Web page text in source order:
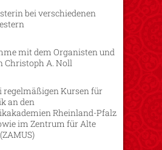
bei verschiedenen
mit dem Organisten und
Christoph A. Noll
regelmäßigen Kursen für
an den
Rheinland-Pfalz
im Zentrum für Alte